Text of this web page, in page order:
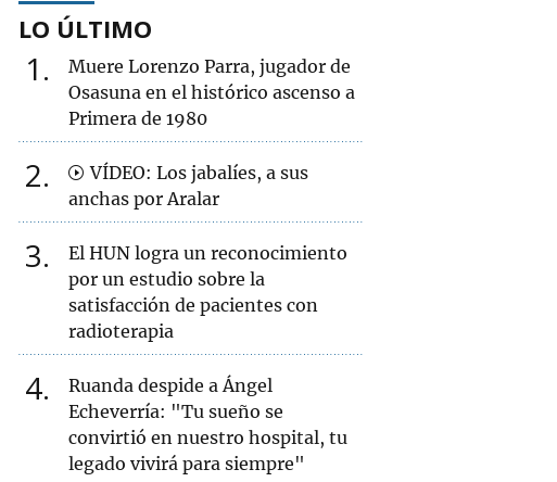
LO ÚLTIMO
1
Muere Lorenzo Parra, jugador de
Osasuna en el histórico ascenso a
Primera de 1980
2
VÍDEO: Los jabalíes, a sus
anchas por Aralar
3
El HUN logra un reconocimiento
por un estudio sobre la
satisfacción de pacientes con
radioterapia
4
Ruanda despide a Ángel
Echeverría: "Tu sueño se
convirtió en nuestro hospital, tu
legado vivirá para siempre"